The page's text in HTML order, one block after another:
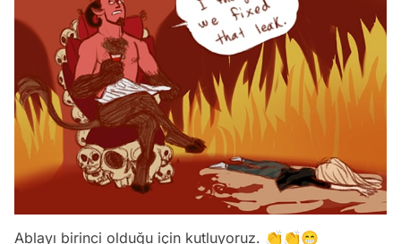
Ablayı birinci olduğu için kutluyoruz. 👏👏😁